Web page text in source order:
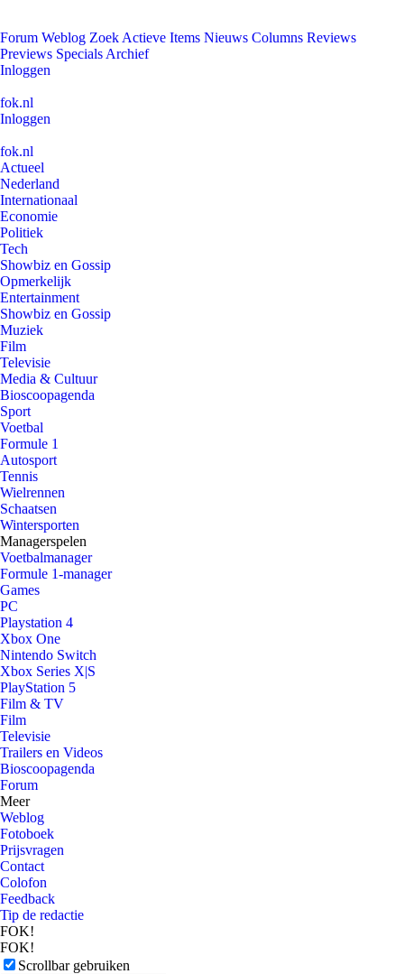
Forum Weblog Zoek Actieve Items Nieuws Columns Reviews
Previews Specials Archief
Inloggen
fok.nl
Inloggen
fok.nl
Actueel
Nederland
Internationaal
Economie
Politiek
Tech
Showbiz en Gossip
Opmerkelijk
Entertainment
Showbiz en Gossip
Muziek
Film
Televisie
Media & Cultuur
Bioscoopagenda
Sport
Voetbal
Formule 1
Autosport
Tennis
Wielrennen
Schaatsen
Wintersporten
Managerspelen
Voetbalmanager
Formule 1-manager
Games
PC
Playstation 4
Xbox One
Nintendo Switch
Xbox Series X|S
PlayStation 5
Film & TV
Film
Televisie
Trailers en Videos
Bioscoopagenda
Forum
Meer
Weblog
Fotoboek
Prijsvragen
Contact
Colofon
Feedback
Tip de redactie
FOK!
FOK!
Scrollbar gebruiken